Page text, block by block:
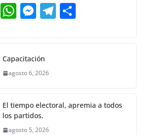
p g m
E W
s
A
p
M
e
n
er
T
Capacitación
agosto 6, 2026
El tiempo electoral, apremia a todos
los partidos.
agosto 5, 2026